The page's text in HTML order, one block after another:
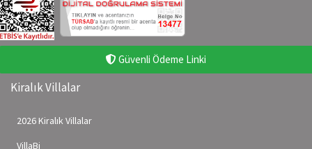
Güvenli Ödeme Linki
Kiralık Villalar
2026 Kiralık Villalar
VillaBi